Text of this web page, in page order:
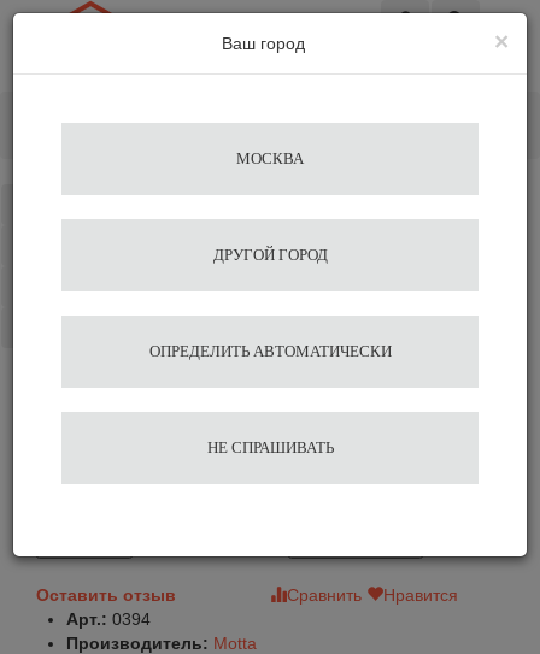
Открывалка для бутылок
Оставить отзыв Сравнить
Нравится
Арт.: 0394
Производитель: Motta
×
Ваш город
МОСКВА
ДРУГОЙ ГОРОД
ОПРЕДЕЛИТЬ АВТОМАТИЧЕСКИ
НЕ СПРАШИВАТЬ